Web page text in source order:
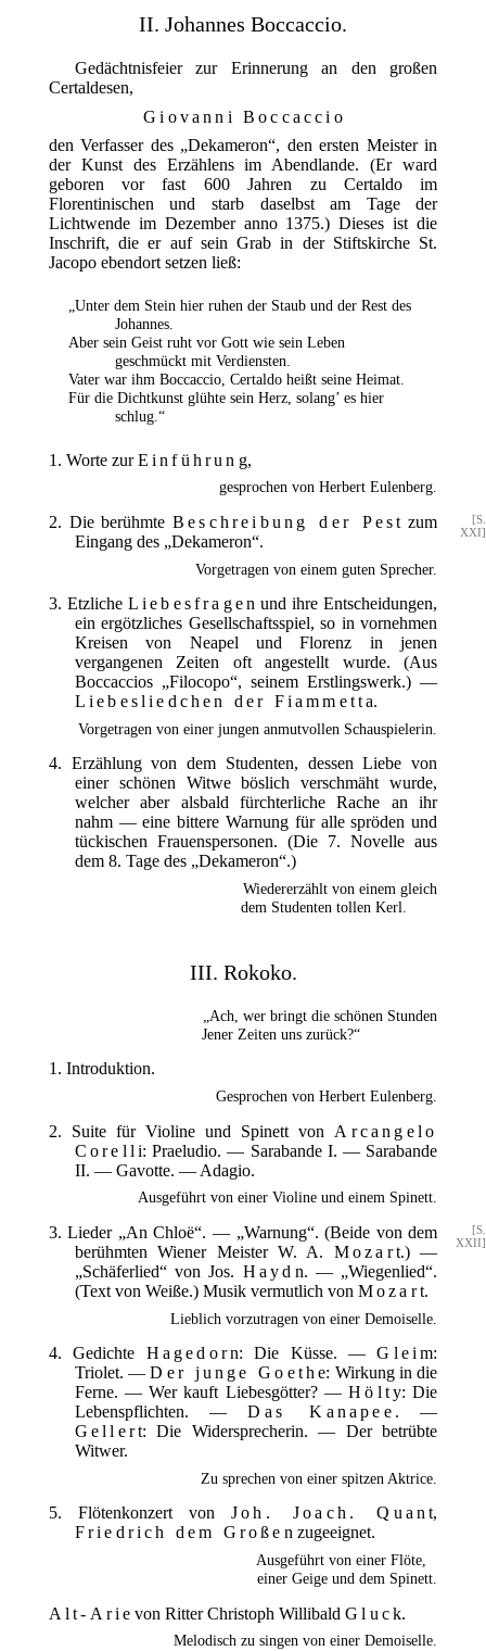
II. Johannes Boccaccio.
Gedächtnisfeier zur Erinnerung an den großen
Certaldesen,
Giovanni Boccaccio
den Verfasser des „Dekameron“, den ersten Meister in
der Kunst des Erzählens im Abendlande. (Er ward
geboren vor fast 600 Jahren zu Certaldo im
Florentinischen und starb daselbst am Tage der
Lichtwende im Dezember anno 1375.) Dieses ist die
Inschrift, die er auf sein Grab in der Stiftskirche St.
Jacopo ebendort setzen ließ:
„Unter dem Stein hier ruhen der Staub und der Rest des
Johannes.
Aber sein Geist ruht vor Gott wie sein Leben
geschmückt mit Verdiensten.
Vater war ihm Boccaccio, Certaldo heißt seine Heimat.
Für die Dichtkunst glühte sein Herz, solang’ es hier
schlug.“
1. Worte zurEinführung,
gesprochen von Herbert Eulenberg.
[S.
XXI]
2. Die berühmte Beschreibung der Pest zum
Eingang des „Dekameron“.
Vorgetragen von einem guten Sprecher.
3. Etzliche Liebesfragen und ihre Entscheidungen,
ein ergötzliches Gesellschaftsspiel, so in vornehmen
Kreisen von Neapel und Florenz in jenen
vergangenen Zeiten oft angestellt wurde. (Aus
Boccaccios „Filocopo“, seinem Erstlingswerk.) —
Liebesliedchen der Fiammetta.
Vorgetragen von einer jungen anmutvollen Schauspielerin.
4. Erzählung von dem Studenten, dessen Liebe von
einer schönen Witwe böslich verschmäht wurde,
welcher aber alsbald fürchterliche Rache an ihr
nahm — eine bittere Warnung für alle spröden und
tückischen Frauenspersonen. (Die 7. Novelle aus
dem 8. Tage des „Dekameron“.)
Wiedererzählt von einem gleich
dem Studenten tollen Kerl.
III. Rokoko.
„Ach, wer bringt die schönen Stunden
Jener Zeiten uns zurück?“
1. Introduktion.
Gesprochen von Herbert Eulenberg.
2. Suite für Violine und Spinett von Arcangelo
Corelli: Praeludio. — Sarabande I. — Sarabande
II. — Gavotte. — Adagio.
Ausgeführt von einer Violine und einem Spinett.
3. Lieder „An Chloë“. — „Warnung“. (Beide von dem
[S.
XXII]
berühmten Wiener Meister W. A. Mozart.) —
„Schäferlied“ von Jos. Haydn. — „Wiegenlied“.
(Text von Weiße.) Musik vermutlich von Mozart.
Lieblich vorzutragen von einer Demoiselle.
4. Gedichte Hagedorn: Die Küsse. —Gleim:
Triolet. —Der junge Goethe: Wirkung in die
Ferne. — Wer kauft Liebesgötter? —Hölty: Die
Lebenspflichten. —Das Kanapee. —
Gellert: Die Widersprecherin. — Der betrübte
Witwer.
Zu sprechen von einer spitzen Aktrice.
5. Flötenkonzert von Joh. Joach. Quant,
Friedrich dem Großen zugeeignet.
Ausgeführt von einer Flöte,
einer Geige und dem Spinett.
Alt-Arie von Ritter Christoph WillibaldGluck.
Melodisch zu singen von einer Demoiselle.